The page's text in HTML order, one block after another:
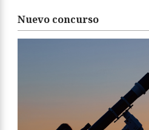
Nuevo concurso